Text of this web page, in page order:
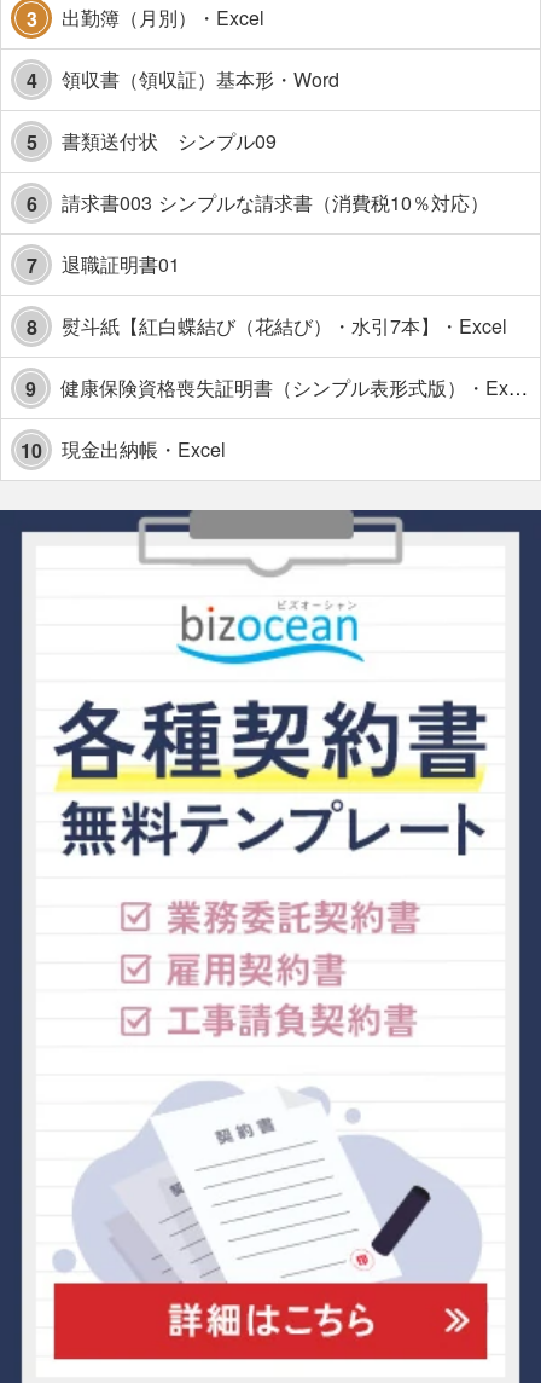
3 出勤簿（月別）・Excel
4 領収書（領収証）基本形・Word
5 書類送付状 シンプル09
6 請求書003 シンプルな請求書（消費税10％対応）
7 退職証明書01
8 熨斗紙【紅白蝶結び（花結び）・水引7本】・Excel
9 健康保険資格喪失証明書（シンプル表形式版）・Excel【見本付き】
10 現金出納帳・Excel